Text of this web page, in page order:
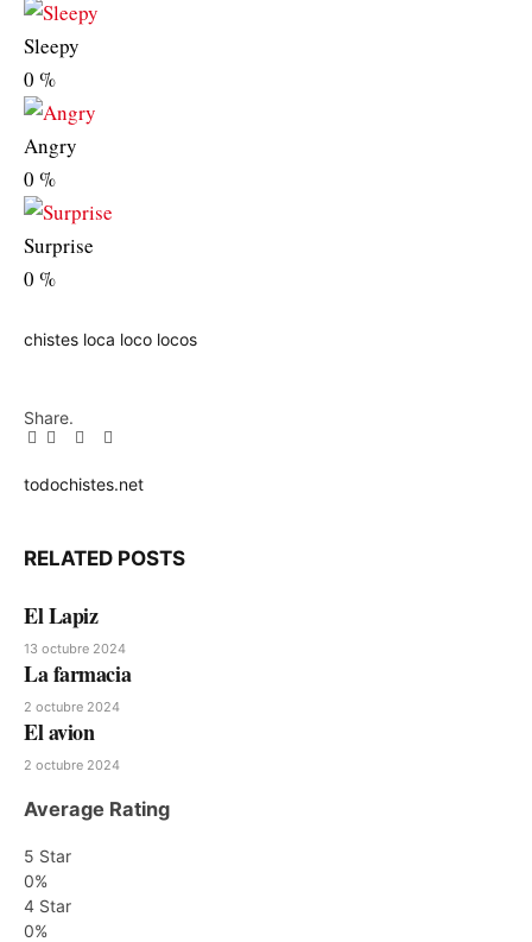
Sleepy
0 %
Angry
0 %
Surprise
0 %
chistes loca loco locos
Share.
Facebook
TwitterPinterest
LinkedIn
Tumblr
Email
todochistes.net
RELATED POSTS
El Lapiz
13 octubre 2024
La farmacia
2 octubre 2024
El avion
2 octubre 2024
Average Rating
5 Star
0%
4 Star
0%